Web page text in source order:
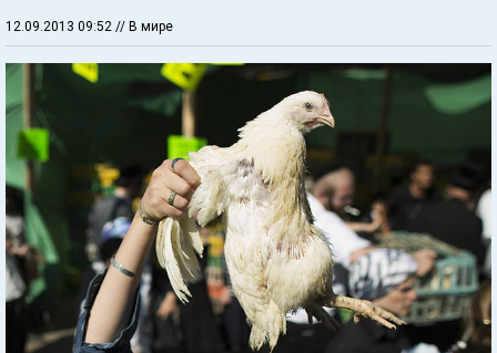
12.09.2013 09:52 // В мире